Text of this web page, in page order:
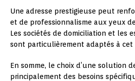
Une adresse prestigieuse peut
et de professionnalisme aux yeux
Les sociétés de domiciliation et les
sont particulièrement adaptés à cet
En somme, le choix d’une solution
principalement des besoins